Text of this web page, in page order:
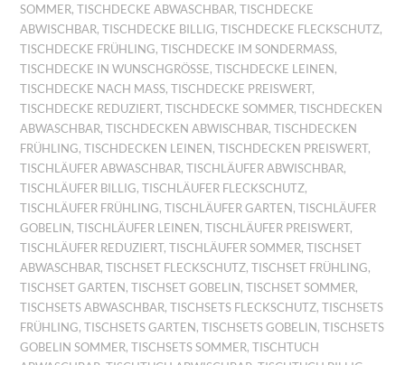
SOMMER,TISCHDECKE ABWASCHBAR,TISCHDECKE
ABWISCHBAR,TISCHDECKE BILLIG,TISCHDECKE FLECKSCHUTZ,
TISCHDECKE FRÜHLING,TISCHDECKE IM SONDERMASS ,
TISCHDECKE IN WUNSCHGRÖSSE ,TISCHDECKE LEINEN ,
TISCHDECKE NACH MASS ,TISCHDECKE PREISWERT,
TISCHDECKE REDUZIERT,TISCHDECKE SOMMER,TISCHDECKEN
ABWASCHBAR,TISCHDECKEN ABWISCHBAR,TISCHDECKEN
FRÜHLING,TISCHDECKEN LEINEN ,TISCHDECKEN PREISWERT,
TISCHLÄUFER ABWASCHBAR,TISCHLÄUFER ABWISCHBAR,
TISCHLÄUFER BILLIG,TISCHLÄUFER FLECKSCHUTZ,
TISCHLÄUFER FRÜHLING,TISCHLÄUFER GARTEN ,TISCHLÄUFER
GOBELIN ,TISCHLÄUFER LEINEN ,TISCHLÄUFER PREISWERT,
TISCHLÄUFER REDUZIERT,TISCHLÄUFER SOMMER,TISCHSET
ABWASCHBAR,TISCHSET FLECKSCHUTZ,TISCHSET FRÜHLING,
TISCHSET GARTEN ,TISCHSET GOBELIN ,TISCHSET SOMMER,
TISCHSETS ABWASCHBAR,TISCHSETS FLECKSCHUTZ,TISCHSETS
FRÜHLING,TISCHSETS GARTEN ,TISCHSETS GOBELIN ,TISCHSETS
GOBELIN SOMMER,TISCHSETS SOMMER,TISCHTUCH